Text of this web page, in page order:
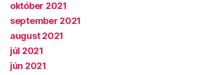
október 2021
september 2021
august 2021
júl 2021
jún 2021